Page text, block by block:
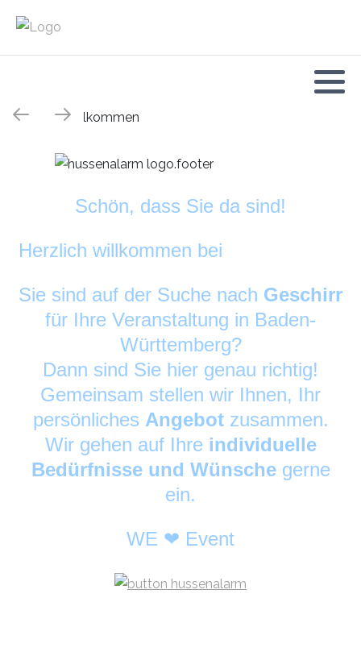
Schön, dass Sie da sind!
Herzlich willkommen bei
Sie sind auf der Suche nach Geschirr
für Ihre Veranstaltung in Baden-
Württemberg?
Dann sind Sie hier genau richtig!
Gemeinsam stellen wir Ihnen, Ihr
persönliches Angebot zusammen.
Wir gehen auf Ihre individuelle
Bedürfnisse und Wünschegerne
ein.
WE ❤ Event